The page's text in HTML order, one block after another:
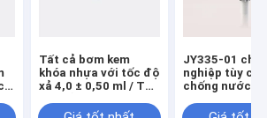
Tất cả bơm kem
khóa nhựa với tốc độ
xả 4,0 ± 0,50 ml / T
nghiệp
JY335-01
nghiệp tùy
chống nước